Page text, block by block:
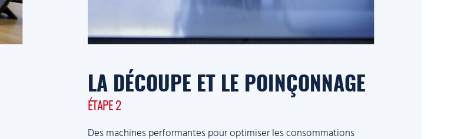
LA DÉCOUPE ET LE POINÇONNAGE
ÉTAPE 2
Des machines performantes pour optimiser les consommations